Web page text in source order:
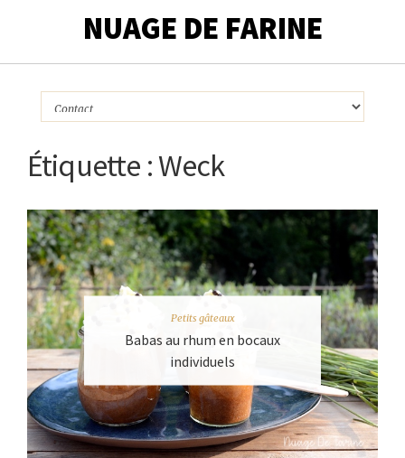
NUAGE DE FARINE
Étiquette :Weck
Petits gâteaux
Babas au rhum en bocaux
individuels